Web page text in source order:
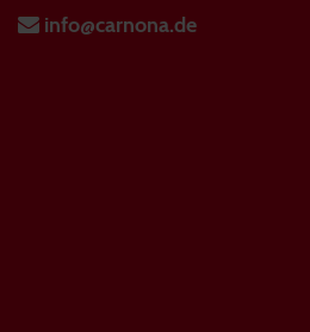
info@carnona.de